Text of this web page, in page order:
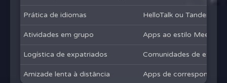
Prática de idiomas HelloTalk ou Tandem
Atividades em grupo Apps ao estilo Meetup
Logística de expatriados Comunidades de
Amizade lenta à distância Apps de